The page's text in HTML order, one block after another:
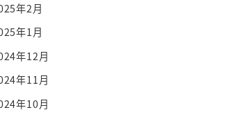
年2月
年1月
年12月
年11月
年10月